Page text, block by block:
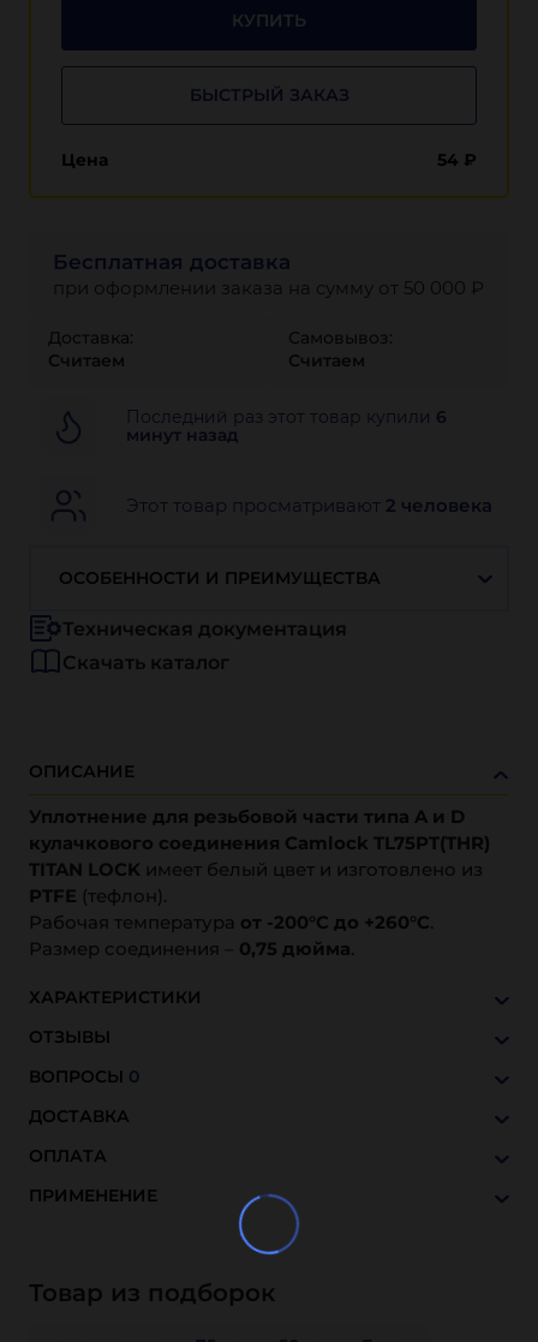
КУПИТЬ
БЫСТРЫЙ ЗАКАЗ
Цена 54 ₽
Бесплатная доставка
при оформлении заказа на сумму от 50 000 ₽
Доставка:
Считаем
Самовывоз:
Считаем
Последний раз этот товар купили 6
минут назад
Этот товар просматривают 2 человека
ОСОБЕННОСТИ И ПРЕИМУЩЕСТВА
Техническая документация
Скачать каталог
ОПИСАНИЕ
Уплотнение для резьбовой части типа A и D
кулачкового соединения Camlock TL75PT(THR)
TITAN LOCK имеет белый цвет и изготовлено из
PTFE (тефлон).
Рабочая температура от -200°C до +260°C.
Размер соединения – 0,75 дюйма.
ХАРАКТЕРИСТИКИ
ОТЗЫВЫ
ВОПРОСЫ 0
ДОСТАВКА
ОПЛАТА
ПРИМЕНЕНИЕ
Товар из подборок